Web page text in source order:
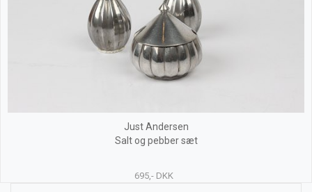
Just Andersen
Salt og pebber sæt
695,- DKK